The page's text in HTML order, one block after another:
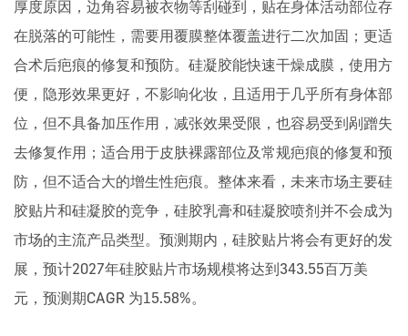
厚度原因，边角容易被衣物等刮碰到，贴在身体活动部位存
在脱落的可能性，需要用覆膜整体覆盖进行二次加固；更适
合术后疤痕的修复和预防。硅凝胶能快速干燥成膜，使用方
便，隐形效果更好，不影响化妆，且适用于几乎所有身体部
位，但不具备加压作用，减张效果受限，也容易受到剐蹭失
去修复作用；适合用于皮肤裸露部位及常规疤痕的修复和预
防，但不适合大的增生性疤痕。整体来看，未来市场主要硅
胶贴片和硅凝胶的竞争，硅胶乳膏和硅凝胶喷剂并不会成为
市场的主流产品类型。预测期内，硅胶贴片将会有更好的发
展，预计2027年硅胶贴片市场规模将达到343.55百万美
元，预测期CAGR 为15.58%。